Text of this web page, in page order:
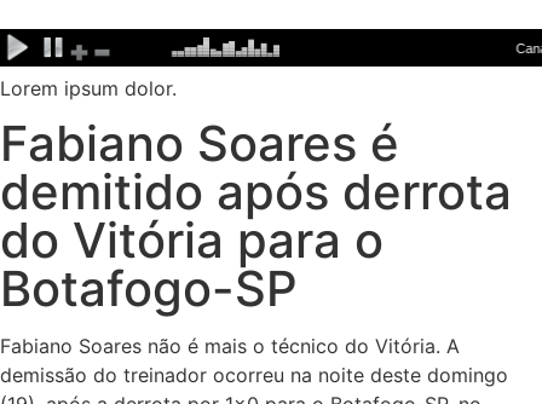
para
o
conteúdo
Lorem ipsum dolor.
Fabiano Soares é
demitido após derrota
do Vitória para o
Botafogo-SP
Fabiano Soares não é mais o técnico do Vitória. A
demissão do treinador ocorreu na noite deste domingo